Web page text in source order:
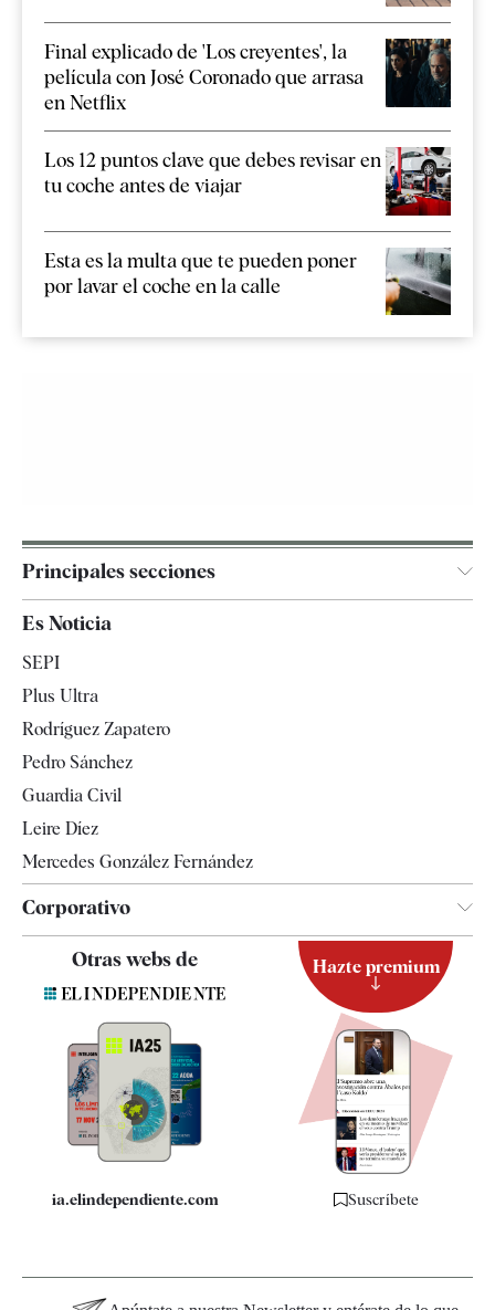
Final explicado de 'Los creyentes', la
película con José Coronado que arrasa
en Netflix
Los 12 puntos clave que debes revisar en
tu coche antes de viajar
Esta es la multa que te pueden poner
por lavar el coche en la calle
Principales secciones
España
Televisión
Es Noticia
SEPI
Plus Ultra
Rodríguez Zapatero
Pedro Sánchez
Guardia Civil
Leire Díez
Mercedes González Fernández
Corporativo
Contacto
Quiénes somos
Especificaciones
Otras webs de
ia.elindependiente.com
Hazte premium
Suscríbete